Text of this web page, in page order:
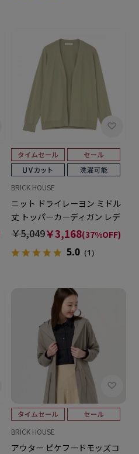
BRICK HOUSE
ニット ドライレーヨン ミドル
丈 トッパーカーディガン レデ
ィース
￥5,049￥3,168(37%OFF)
5.0 （1）
BRICK HOUSE
アウター ピケフードモッズコ